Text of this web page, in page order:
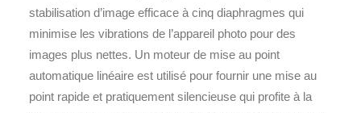
stabilisation d’image efficace à cinq diaphragmes qui
minimise les vibrations de l’appareil photo pour des
images plus nettes. Un moteur de mise au point
automatique linéaire est utilisé pour fournir une mise au
point rapide et pratiquement silencieuse qui profite à la